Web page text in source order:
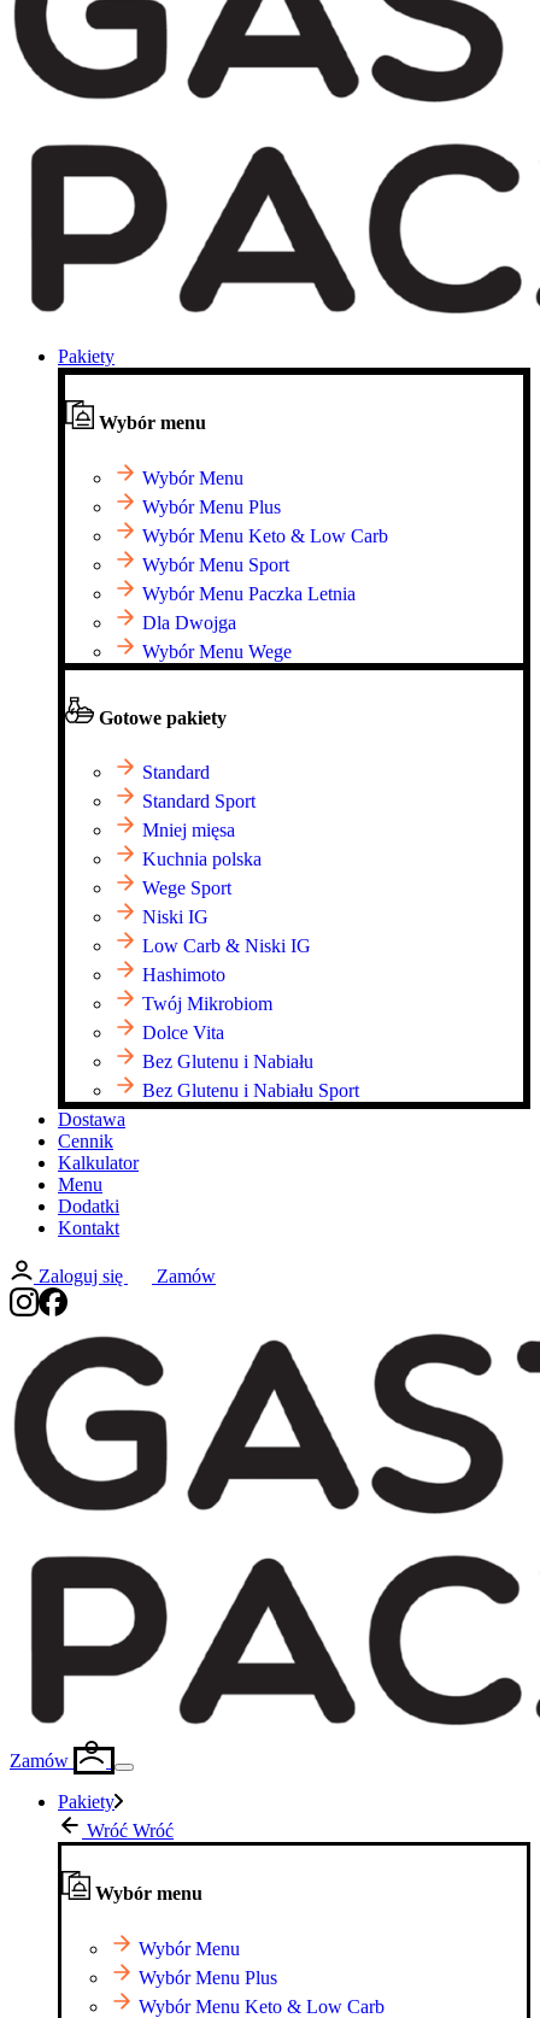
Pakiety
Wybór menu
Wybór Menu
Wybór Menu Plus
Wybór Menu Keto & Low Carb
Wybór Menu Sport
Wybór Menu Paczka Letnia
Dla Dwojga
Wybór Menu Wege
Gotowe pakiety
Standard
Standard Sport
Mniej mięsa
Kuchnia polska
Wege Sport
Niski IG
Low Carb & Niski IG
Hashimoto
Twój Mikrobiom
Dolce Vita
Bez Glutenu i Nabiału
Bez Glutenu i Nabiału Sport
Dostawa
Cennik
Kalkulator
Menu
Dodatki
Kontakt
Zaloguj się Zamów
Zamów
Pakiety
Wróć Wróć
Wybór menu
Wybór Menu
Wybór Menu Plus
Wybór Menu Keto & Low Carb